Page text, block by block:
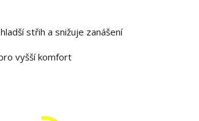
střih a snižuje zanášení
vyšší komfort